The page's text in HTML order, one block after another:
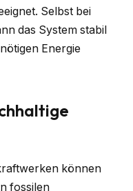
Selbst bei
das System stabil
Energie
können
fossilen